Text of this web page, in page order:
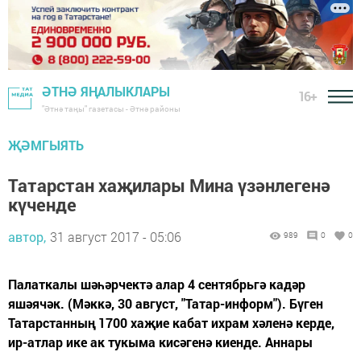
ӘТНӘ ЯҢАЛЫКЛАРЫ
"Әтнә таңы" газетасы - Әтнә районы
16+
ҖӘМГЫЯТЬ
Татарстан хаҗилары Мина үзәнлегенә
күченде
автор, 31 август 2017 - 05:06 989 0 0
Палаткалы шәһәрчектә алар 4 сентябрьгә кадәр
яшәячәк. (Мәккә, 30 август, "Татар-информ"). Бүген
Татарстанның 1700 хаҗие кабат ихрам хәленә керде,
ир-атлар ике ак тукыма кисәгенә киенде. Аннары